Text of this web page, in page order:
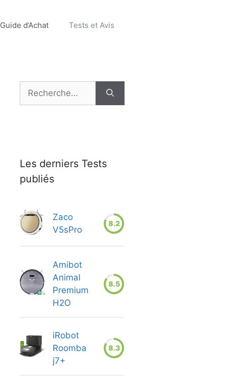
Guide d’Achat Tests et Avis
Rechercher :
Les derniers Tests
publiés
Zaco
V5sPro
8.2
Amibot
Animal
Premium
H2O
8.5
iRobot
Roomba
j7+
8.3